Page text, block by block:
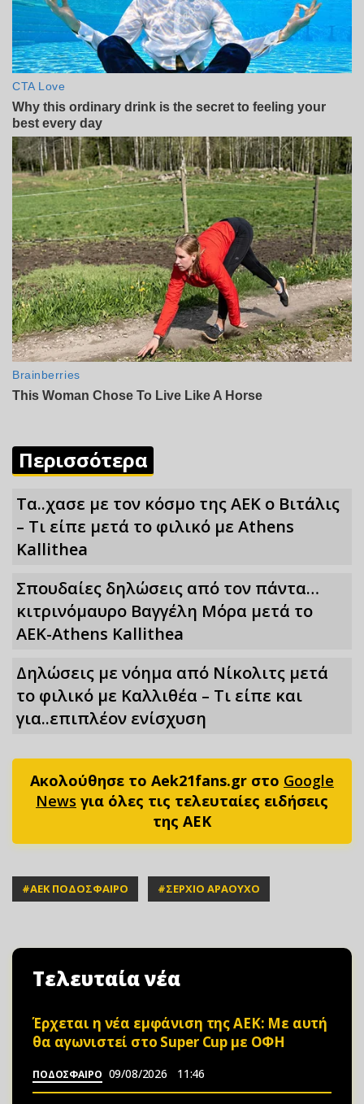
Περισσότερα
Τα..χασε με τον κόσμο της ΑΕΚ ο Βιτάλις
– Τι είπε μετά το φιλικό με Athens
Kallithea
Σπουδαίες δηλώσεις από τον πάντα…
κιτρινόμαυρο Βαγγέλη Μόρα μετά το
ΑΕΚ-Athens Kallithea
Δηλώσεις με νόημα από Νίκολιτς μετά
το φιλικό με Καλλιθέα – Τι είπε και
για..επιπλέον ενίσχυση
Ακολούθησε το Aek21fans.gr στο Google
News για όλες τις τελευταίες ειδήσεις
της ΑΕΚ
#ΑΕΚ ΠΟΔΟΣΦΑΙΡΟ #ΣΕΡΧΙΟ ΑΡΑΟΥΧΟ
Τελευταία νέα
Έρχεται η νέα εμφάνιση της ΑΕΚ: Με αυτή
θα αγωνιστεί στο Super Cup με ΟΦΗ
ΠΟΔΟΣΦΑΙΡΟ 09/08/2026 11:46